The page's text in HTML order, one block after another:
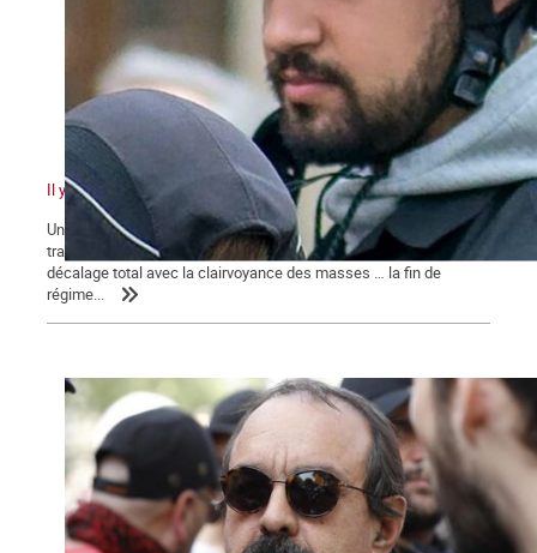
Il y a quelque chose de pourri au royaume de Macron
Un pouvoir en marche pour sa réélection qui n’en finit pas de
traîner des casseroles judiciaires … Une classe politique en
décalage total avec la clairvoyance des masses … la fin de
régime...